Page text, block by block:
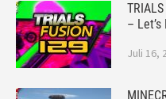
–
Juli 16,